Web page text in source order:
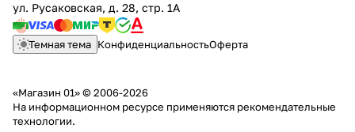
ул. Русаковская, д. 28, стр. 1А
Темная тема КонфиденциальностьОферта
«Магазин 01» © 2006-2026
На информационном ресурсе применяются рекомендательные
технологии.